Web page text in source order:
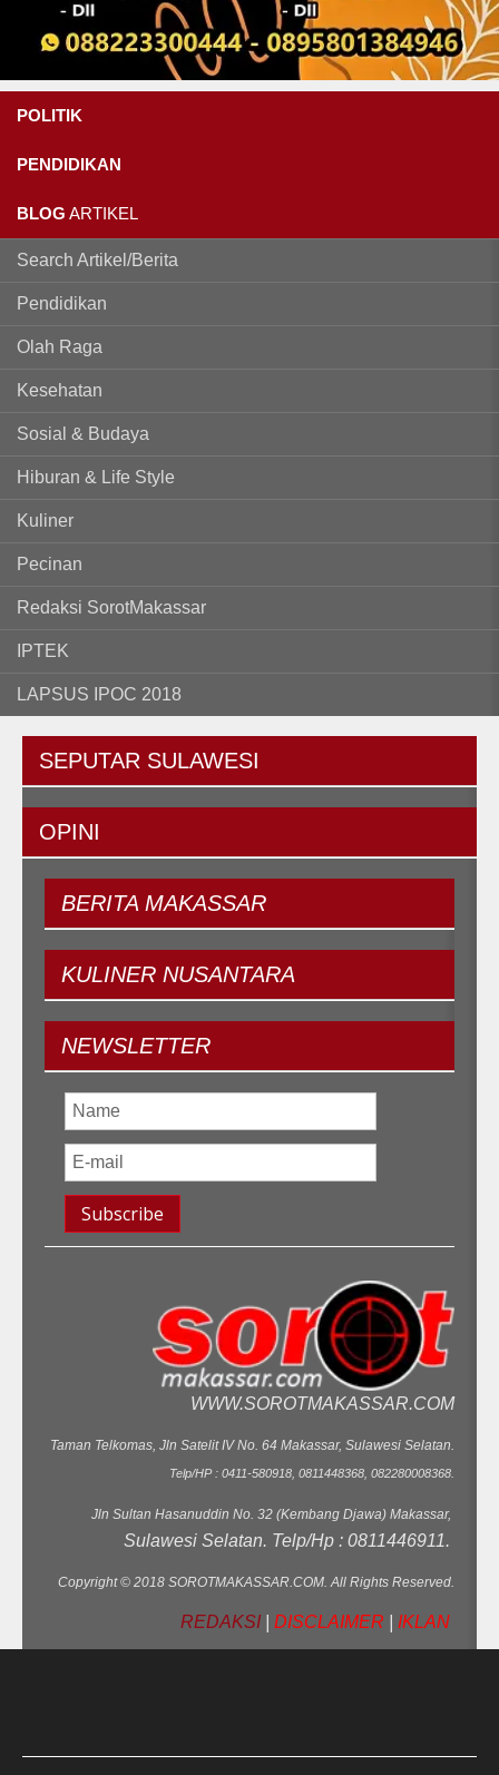
POLITIK
PENDIDIKAN
BLOG ARTIKEL
Search Artikel/Berita
Pendidikan
Olah Raga
Kesehatan
Sosial & Budaya
Hiburan & Life Style
Kuliner
Pecinan
Redaksi SorotMakassar
IPTEK
LAPSUS IPOC 2018
SEPUTAR SULAWESI
OPINI
BERITA MAKASSAR
KULINER NUSANTARA
NEWSLETTER
WWW.SOROTMAKASSAR.COM
Taman Telkomas, Jln Satelit IV No. 64 Makassar, Sulawesi Selatan.
Telp/HP : 0411-580918, 0811448368, 082280008368.
Jln Sultan Hasanuddin No. 32 (Kembang Djawa) Makassar,
Sulawesi Selatan. Telp/Hp : 0811446911.
Copyright © 2018 SOROTMAKASSAR.COM. All Rights Reserved.
REDAKSI DISCLAIMER IKLAN